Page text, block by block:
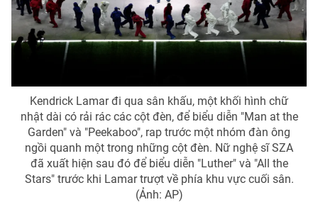
Theo dõi báo trên
Cơ quan chủ quản:Đài Truyền hình Việt Nam
Cơ quan báo chí: Thời báo VTV
Giấy phép hoạt động báo in và báo điện tử số 483/GP-BTTTT
Kendrick Lamar đi qua sân khấu, một khối hình chữ
nhật dài có rải rác các cột đèn, để biểu diễn "Man at the
Garden" và "Peekaboo", rap trước một nhóm đàn ông
ngồi quanh một trong những cột đèn. Nữ nghệ sĩ SZA
đã xuất hiện sau đó để biểu diễn "Luther" và "All the
Stars" trước khi Lamar trượt về phía khu vực cuối sân.
(Ảnh: AP)